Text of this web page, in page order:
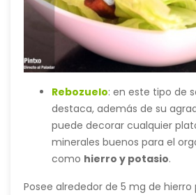
Rebozuelo: en este tipo de
destaca, además de su
puede decorar cualquier
minerales buenos para el
como hierro y potasio.
Posee alrededor de 5 mg de hierro